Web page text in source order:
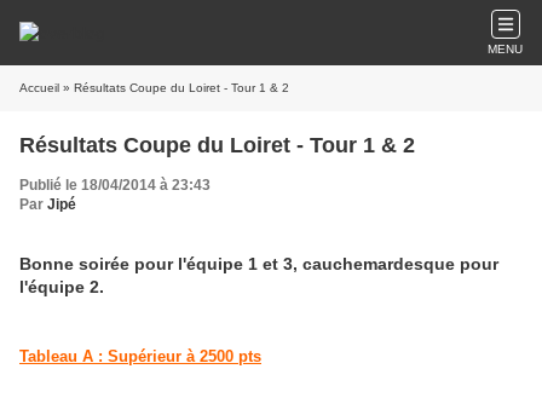
MENU
Accueil » Résultats Coupe du Loiret - Tour 1 & 2
Résultats Coupe du Loiret - Tour 1 & 2
Publié le 18/04/2014 à 23:43
Par Jipé
Bonne soirée pour l'équipe 1 et 3, cauchemardesque pour
l'équipe 2.
Tableau A : Supérieur à 2500 pts